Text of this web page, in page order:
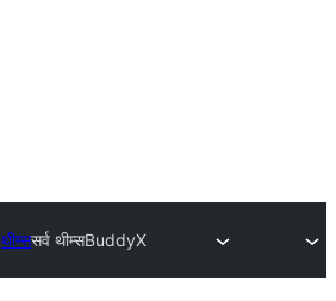
थीम्ससर्व थीम्सBuddyX